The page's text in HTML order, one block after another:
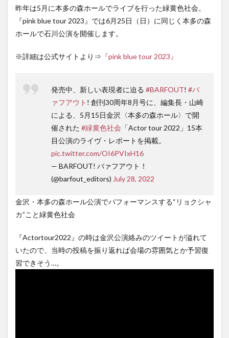
昨年は5月に本多の森ホールでライブを行った緑黄色社会。
『pink blue tour 2023』では6月25日（日）に同じく本多の森
ホールで石川公演を開催します。
※詳細は公式サイトより⇒ 『pink blue tour 2023』
発売中、新しい表現者に迫る #BARFOUT! #バ
ァフアウト ! 創刊30周年8月号に、編集長・山崎
による、5月15日金沢〈本多の森ホール〉で開
催された #緑黄色社会 「Actor tour 2022」15本
目公演のライヴ・レポートを掲載。
pic.twitter.com/OI6PVIxH16
— BARFOUT! バァフアウト！
(@barfout_editors) July 28, 2022
金沢・本多の森ホール公演でパフォーマンスする“リョクシャ
カ”こと緑黄色社会
『Actortour2022』の時は金沢公演絡みのツイートが溢れて
いたので、当時の投稿を振り返れば会場の雰囲気とか予習復
習できそう…。